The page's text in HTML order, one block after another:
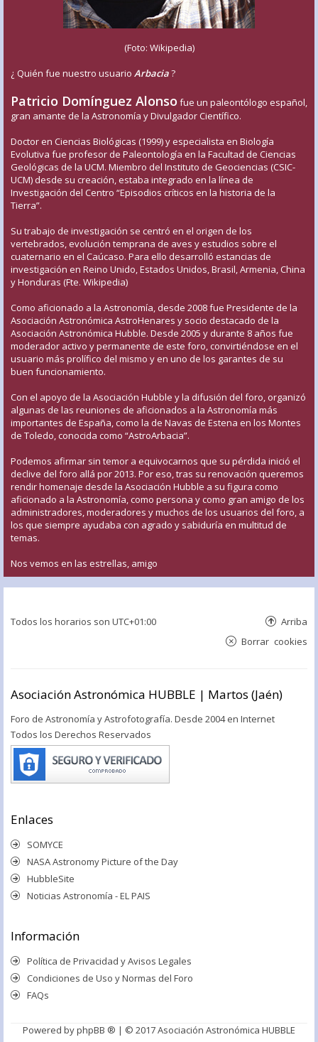
(Foto: Wikipedia)
¿ Quién fue nuestro usuario Arbacia?
Patricio Domínguez Alonso fue un paleontólogo español,
gran amante de la Astronomía y Divulgador Científico.
Doctor en Ciencias Biológicas (1999) y especialista en Biología
Evolutiva fue profesor de Paleontología en la Facultad de Ciencias
Geológicas de la UCM. Miembro del Instituto de Geociencias (CSIC-
UCM) desde su creación, estaba integrado en la línea de
Investigación del Centro “Episodios críticos en la historia de la
Tierra”.
Su trabajo de investigación se centró en el origen de los
vertebrados, evolución temprana de aves y estudios sobre el
cuaternario en el Caúcaso. Para ello desarrolló estancias de
investigación en Reino Unido, Estados Unidos, Brasil, Armenia, China
y Honduras (Fte. Wikipedia)
Como aficionado a la Astronomía, desde 2008 fue Presidente de la
Asociación Astronómica AstroHenares y socio destacado de la
Asociación Astronómica Hubble. Desde 2005 y durante 8 años fue
moderador activo y permanente de este foro, convirtiéndose en el
usuario más prolífico del mismo y en uno de los garantes de su
buen funcionamiento.
Con el apoyo de la Asociación Hubble y la difusión del foro, organizó
algunas de las reuniones de aficionados a la Astronomía más
importantes de España, como la de Navas de Estena en los Montes
de Toledo, conocida como “AstroArbacia”.
Podemos afirmar sin temor a equivocarnos que su pérdida inició el
declive del foro allá por 2013. Por eso, tras su renovación queremos
rendir homenaje desde la Asociación Hubble a su figura como
aficionado a la Astronomía, como persona y como gran amigo de los
administradores, moderadores y muchos de los usuarios del foro, a
los que siempre ayudaba con agrado y sabiduría en multitud de
temas.
Nos vemos en las estrellas, amigo
Todos los horarios son UTC+01:00 Arriba
Borrar cookies
Asociación Astronómica HUBBLE | Martos (Jaén)
Foro de Astronomía y Astrofotografía. Desde 2004 en Internet
Todos los Derechos Reservados
Enlaces
SOMYCE
NASA Astronomy Picture of the Day
HubbleSite
Noticias Astronomía - EL PAIS
Información
Política de Privacidad y Avisos Legales
Condiciones de Uso y Normas del Foro
FAQs
Powered byphpBB ® | © 2017 Asociación Astronómica HUBBLE